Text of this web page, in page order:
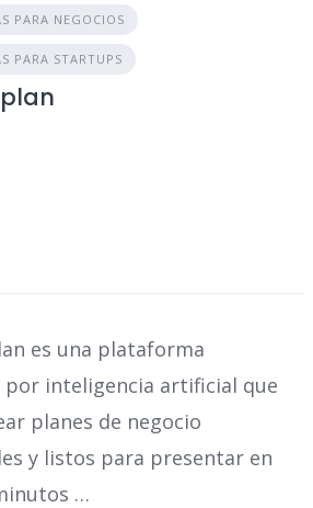
PARA NEGOCIOS
PARA STARTUPS
es una plataforma
por inteligencia artificial que
planes de negocio
y listos para presentar en
…